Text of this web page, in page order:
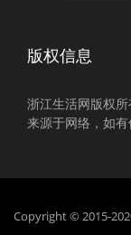
版权信息
浙江生活网版权
来源于网络，如有
Copyright © 2015-